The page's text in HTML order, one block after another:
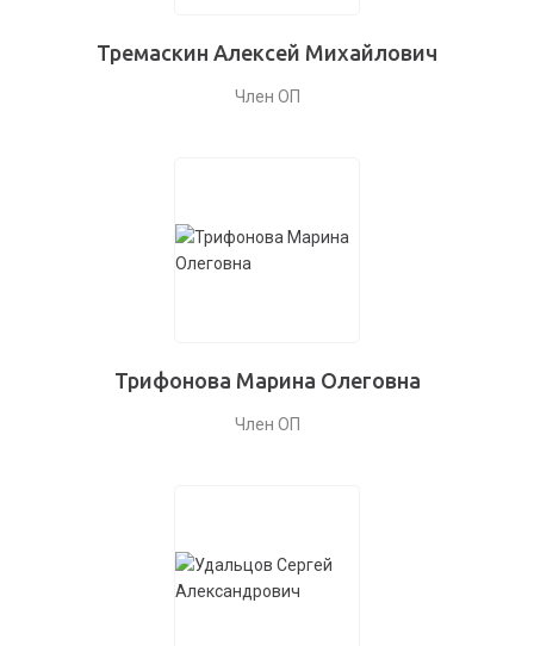
Тремаскин Алексей Михайлович
Член ОП
Трифонова Марина Олеговна
Член ОП